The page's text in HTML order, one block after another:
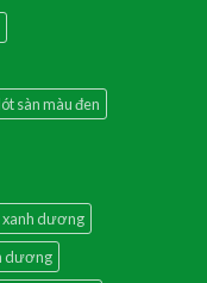
sàn màu đen
xanh dương
dương